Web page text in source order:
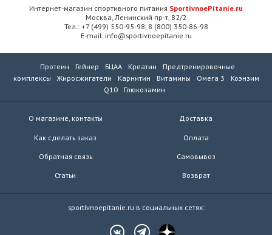
Интернет-магазин спортивного питания SportivnoePitanie.ru
Москва, Ленинский пр-т, 82/2
Тел.: +7 (499) 550-95-98, 8 (800) 350-86-98
E-mail: info@sportivnoepitanie.ru
Протеин Гейнер БЦАА Креатин
Предтренировочные
комплексы
Жиросжигатели Карнитин Витамины Омега 3
Коэнзим
Q10
Глюкозамин
О магазине, контакты
Как сделать заказ
Обратная связь
Статьи
Доставка
Оплата
Самовывоз
Возврат
sportivnoepitanie.ru в социальных сетях: